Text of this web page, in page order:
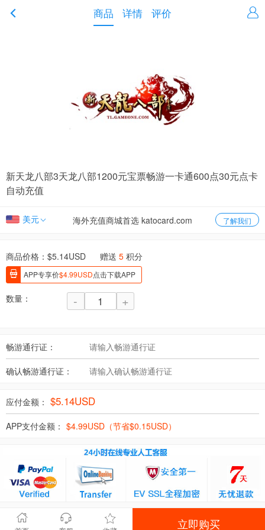
商品 详情 评价
新天龙八部3天龙八部1200元宝票畅游一卡通600点30元点卡
自动充值
美元 海外充值商城首选 katocard.com 了解我们
商品价格：$5.14USD 赠送 5 积分
APP专享价$4.99USD点击下载APP
数量： - +
畅游通行证：
确认畅游通行证：
应付金额： $5.14USD
APP支付金额： $4.99USD（节省$0.15USD）
立即购买